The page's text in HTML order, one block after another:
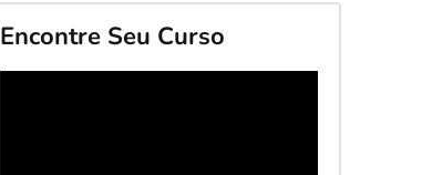
Encontre Seu Curso